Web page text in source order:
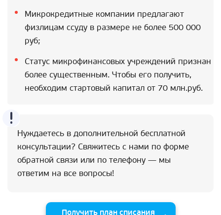
Микрокредитные компании предлагают
физлицам ссуду в размере не более 500 000
руб;
Статус микрофинансовых учреждений признан
более существенным. Чтобы его получить,
необходим стартовый капитал от 70 млн.руб.
Нуждаетесь в дополнительной бесплатной
консультации? Свяжитесь с нами по форме
обратной связи или по телефону — мы
ответим на все вопросы!
Получить план списания